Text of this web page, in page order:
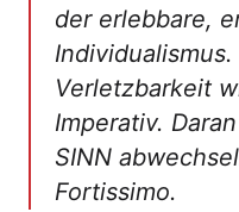
der erlebbare,
Verletzbarkeit
Imperativ.
SINN
Fortissimo.